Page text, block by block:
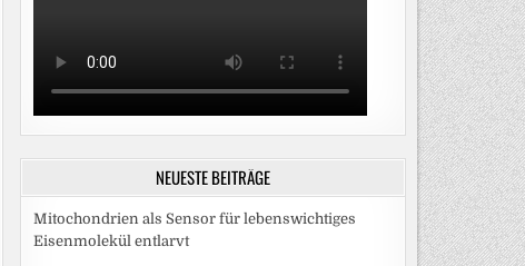
NEUESTE BEITRÄGE
Mitochondrien als Sensor für lebenswichtiges
Eisenmolekül entlarvt